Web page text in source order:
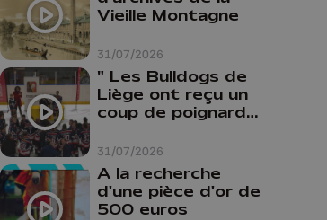
31/07/2026
Vieille Montagne
31/07/2026
" Les Bulldogs de
Liège ont reçu un
coup de poignard
A la recherche
d'une pièce d'or de
500 euros